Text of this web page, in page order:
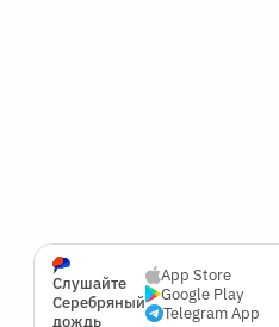
Слушайте
Серебряный
дождь
App Store
Google Play
Telegram App